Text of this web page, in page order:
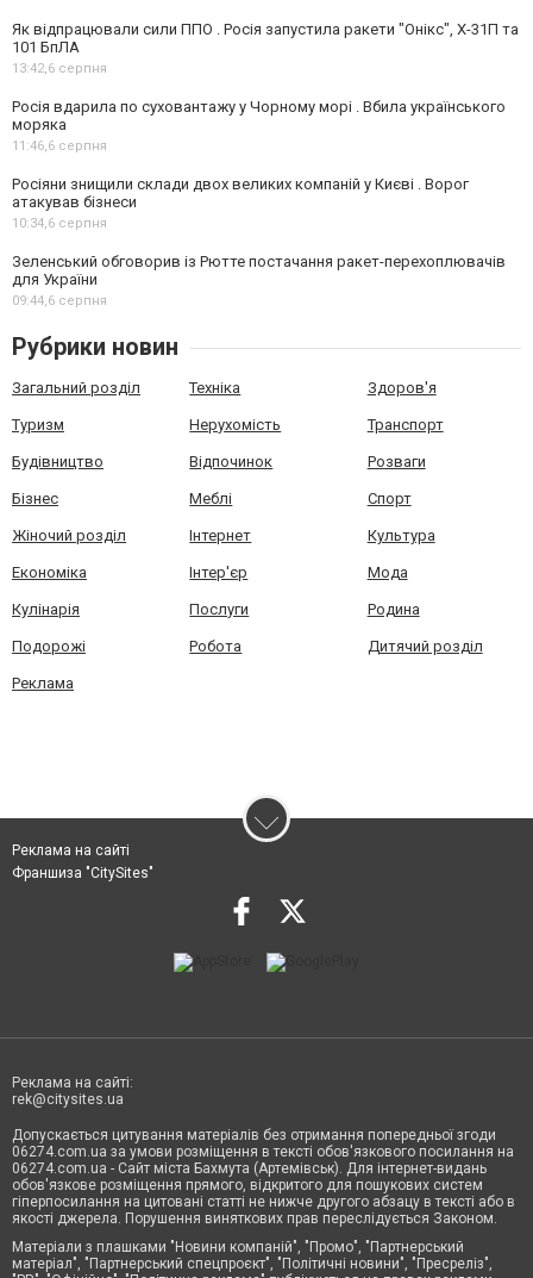
Як відпрацювали сили ППО . Росія запустила ракети "Онікс", Х-31П та
101 БпЛА
13:42,6 серпня
Росія вдарила по суховантажу у Чорному морі . Вбила українського
моряка
11:46,6 серпня
Росіяни знищили склади двох великих компаній у Києві . Ворог
атакував бізнеси
10:34,6 серпня
Зеленський обговорив із Рютте постачання ракет-перехоплювачів
для України
09:44,6 серпня
Рубрики новин
Загальний розділ Техніка Здоров'я
Туризм Нерухомість Транспорт
Будівництво Відпочинок Розваги
Бізнес Меблі Спорт
Жіночий розділ Інтернет Культура
Економіка Інтер'єр Мода
Кулінарія Послуги Родина
Подорожі Робота Дитячий розділ
Реклама
Реклама на сайті
Франшиза "CitySites"
Реклама на сайті:
rek@citysites.ua
Допускається цитування матеріалів без отримання попередньої згоди
06274.com.ua за умови розміщення в тексті обов'язкового посилання на
06274.com.ua - Сайт міста Бахмута (Артемівськ). Для інтернет-видань
обов'язкове розміщення прямого, відкритого для пошукових систем
гіперпосилання на цитовані статті не нижче другого абзацу в тексті або в
якості джерела. Порушення виняткових прав переслідується Законом.
Матеріали з плашками "Новини компаній", "Промо", "Партнерський
матеріал", "Партнерський спецпроєкт", "Політичні новини", "Пресреліз",